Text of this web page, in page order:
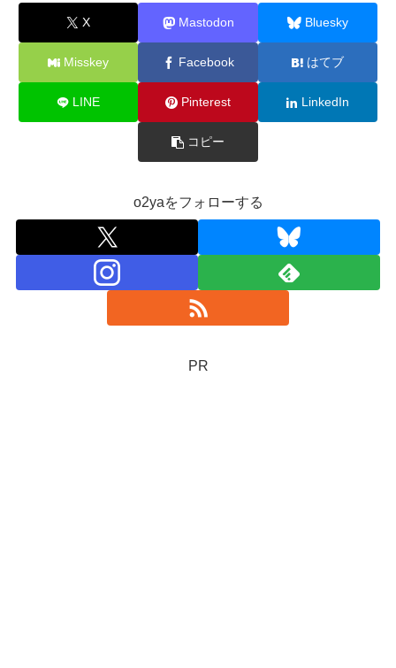
X Mastodon Bluesky
Misskey Facebook はてブ
LINE Pinterest LinkedIn
コピー
o2yaをフォローする
PR